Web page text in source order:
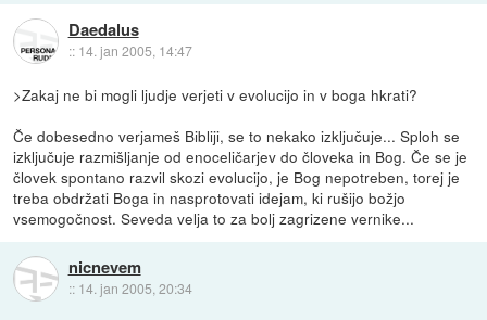
Daedalus
:: 14. jan 2005, 14:47
>Zakaj ne bi mogli ljudje verjeti v evolucijo in v boga hkrati?
Če dobesedno verjameš Bibliji, se to nekako izključuje... Sploh se
izključuje razmišljanje od enoceličarjev do človeka in Bog. Če se je
človek spontano razvil skozi evolucijo, je Bog nepotreben, torej je
treba obdržati Boga in nasprotovati idejam, ki rušijo božjo
vsemogočnost. Seveda velja to za bolj zagrizene vernike...
nicnevem
:: 14. jan 2005, 20:34